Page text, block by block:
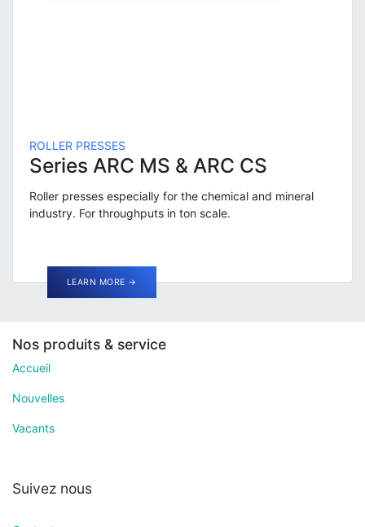
ROLLER PRESSES
Series ARC MS & ARC CS
Roller presses especially for the chemical and mineral
industry. For throughputs in ton scale.
LEARN MORE →
Nos produits & service
Accueil
Nouvelles
Vacants
Suivez nous